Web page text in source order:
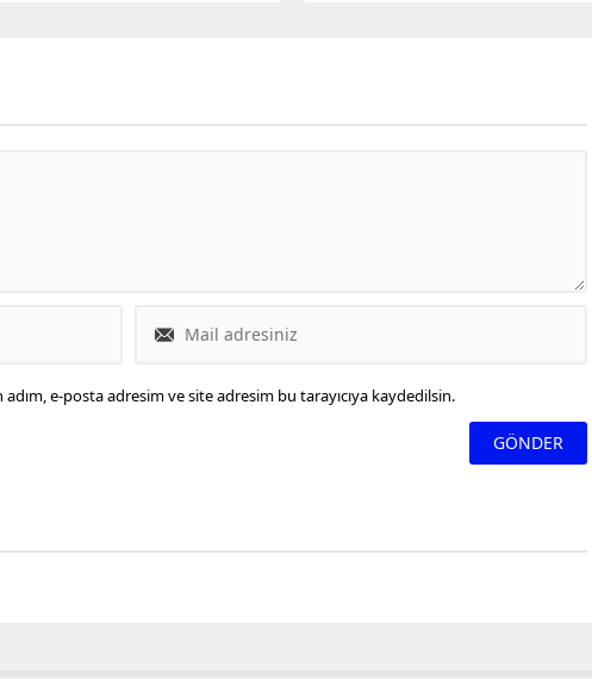
e-posta adresim ve site adresim bu tarayıcıya kaydedilsin.